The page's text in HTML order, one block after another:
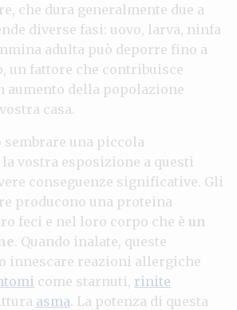
che dura generalmente due a
diverse fasi: uovo, larva, ninfa
adulta può deporre fino a
un fattore che contribuisce
aumento della popolazione
casa.
sembrare una piccola
vostra esposizione a questi
conseguenze significative. Gli
producono una proteina
feci e nel loro corpo che è un
. Quando inalate, queste
innescare reazioni allergiche
come starnuti, rinite
asma. La potenza di questa